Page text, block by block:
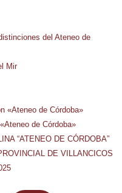
del Ateneo de
Mir
«Ateneo de Córdoba»
de Córdoba»
“ATENEO DE CÓRDOBA”
DE VILLANCICOS